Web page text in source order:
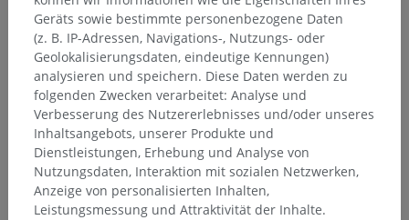
Darunterliegende Strukturen:Für dieses anatomische
Teil gibt es keine zugehörigen Strukturen
Anatomie des Menschen 1
Übersetzungen
Geräts sowie bestimmte personenbezogene Daten
(z. B. IP-Adressen, Navigations-, Nutzungs- oder
Geolokalisierungsdaten, eindeutige Kennungen)
analysieren und speichern. Diese Daten werden zu
folgenden Zwecken verarbeitet: Analyse und
Verbesserung des Nutzererlebnisses und/oder unseres
Inhaltsangebots, unserer Produkte und
Dienstleistungen, Erhebung und Analyse von
Nutzungsdaten, Interaktion mit sozialen Netzwerken,
Anzeige von personalisierten Inhalten,
Leistungsmessung und Attraktivität der Inhalte.